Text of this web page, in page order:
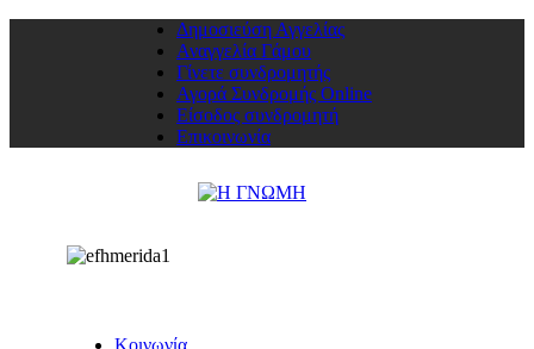
Δημοσιεύση Αγγελίας
Αναγγελία Γάμου
Γίνετε συνδρομητής
Αγορά Συνδρομής Online
Είσοδος συνδρομητή
Επικοινωνία